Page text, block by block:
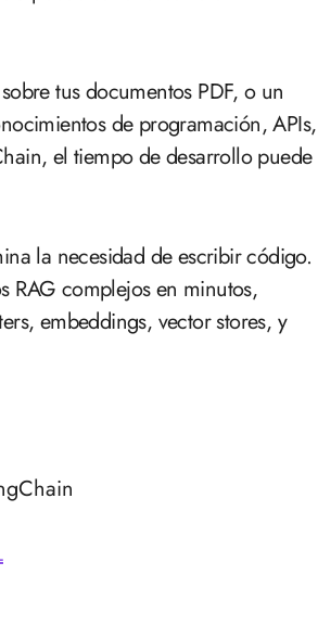
tus documentos PDF, o un
de programación, APIs,
el tiempo de desarrollo puede
la necesidad de escribir código.
RAG complejos en minutos,
embeddings, vector stores, y